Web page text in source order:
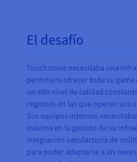
El desafío
Touchstone necesitaba una
permitiera ofrecer toda su gama
un alto nivel de calidad
regiones en las que operan sus
Sus equipos internos
máxima en la gestión de su
integración satisfactoria de
para poder adaptarse a las